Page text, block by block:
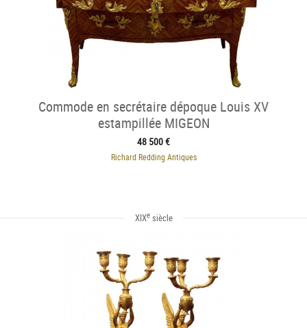
Commode en secrétaire dépoque Louis XV
estampillée MIGEON
48 500 €
Richard Redding Antiques
XIXesiècle